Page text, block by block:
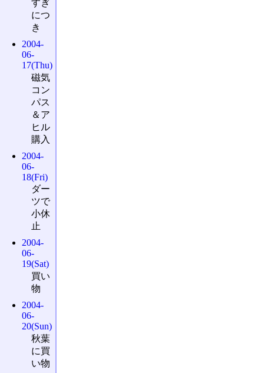
すぎ
につ
き
2004-
06-
17(Thu)
磁気
コン
パス
＆ア
ヒル
購入
2004-
06-
18(Fri)
ダー
ツで
小休
止
2004-
06-
19(Sat)
買い
物
2004-
06-
20(Sun)
秋葉
に買
い物